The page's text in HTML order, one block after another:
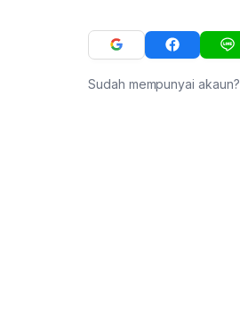
Sudah mempunyai akaun?